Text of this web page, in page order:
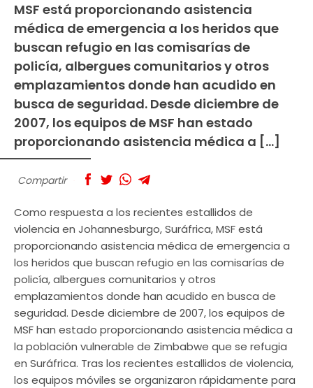
MSF está proporcionando asistencia
médica de emergencia a los heridos que
buscan refugio en las comisarías de
policía, albergues comunitarios y otros
emplazamientos donde han acudido en
busca de seguridad. Desde diciembre de
2007, los equipos de MSF han estado
proporcionando asistencia médica a […]
Compartir
Como respuesta a los recientes estallidos de
violencia en Johannesburgo, Suráfrica, MSF está
proporcionando asistencia médica de emergencia a
los heridos que buscan refugio en las comisarías de
policía, albergues comunitarios y otros
emplazamientos donde han acudido en busca de
seguridad. Desde diciembre de 2007, los equipos de
MSF han estado proporcionando asistencia médica a
la población vulnerable de Zimbabwe que se refugia
en Suráfrica. Tras los recientes estallidos de violencia,
los equipos móviles se organizaron rápidamente para